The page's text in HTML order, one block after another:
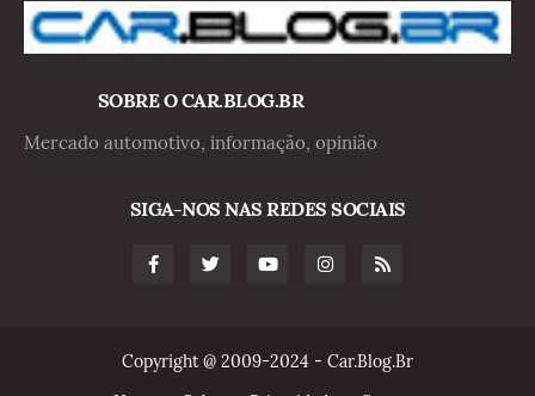
SOBRE O CAR.BLOG.BR
Mercado automotivo, informação, opinião
SIGA-NOS NAS REDES SOCIAIS
Copyright @ 2009-2024 - Car.Blog.Br